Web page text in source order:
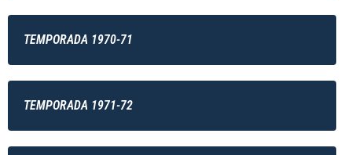
TEMPORADA 1970-71
TEMPORADA 1971-72